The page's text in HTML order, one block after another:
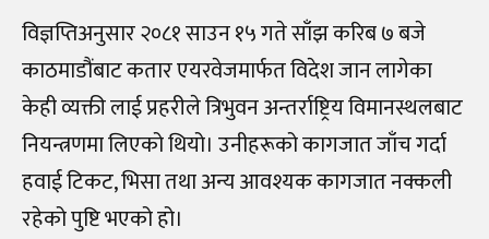
विज्ञप्तिअनुसार २०८१ साउन १५ गते साँझ करिब ७ बजे
काठमाडौंबाट कतार एयरवेजमार्फत विदेश जान लागेका
केही व्यक्ती लाई प्रहरीले त्रिभुवन अन्तर्राष्ट्रिय विमानस्थलबाट
नियन्त्रणमा लिएको थियो। उनीहरूको कागजात जाँच गर्दा
हवाई टिकट, भिसा तथा अन्य आवश्यक कागजात नक्कली
रहेको पुष्टि भएको हो।